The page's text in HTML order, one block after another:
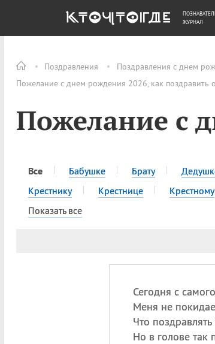
Поздравления
Поздравления с днем
Пожелание с днем рождения 2026, как поздравить
Пожелание с
Все Бабушке Брату
Крестнику
Крестнице Крестному
Показать все
Сегодня с
Меня не
Что
Но в голове так
ОБЩЕСТВО
ЖУРНАЛ